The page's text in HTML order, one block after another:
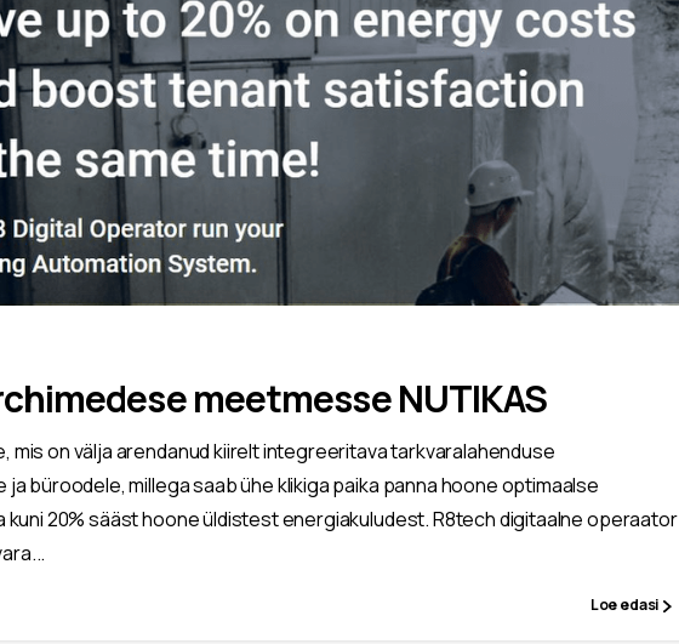
meetmesse NUTIKAS
on välja arendanud kiirelt integreeritava tarkvaralahenduse
büroodele, millega saab ühe klikiga paika panna hoone optimaalse
kuni 20% sääst hoone üldistest energiakuludest. R8tech digitaalne operaator
Loe edasi